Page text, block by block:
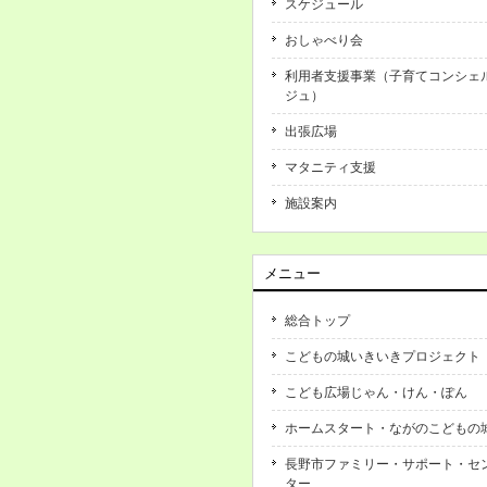
スケジュール
おしゃべり会
利用者支援事業（子育てコンシェ
ジュ）
出張広場
マタニティ支援
施設案内
メニュー
総合トップ
こどもの城いきいきプロジェクト
こども広場じゃん・けん・ぽん
ホームスタート・ながのこどもの
長野市ファミリー・サポート・セ
ター